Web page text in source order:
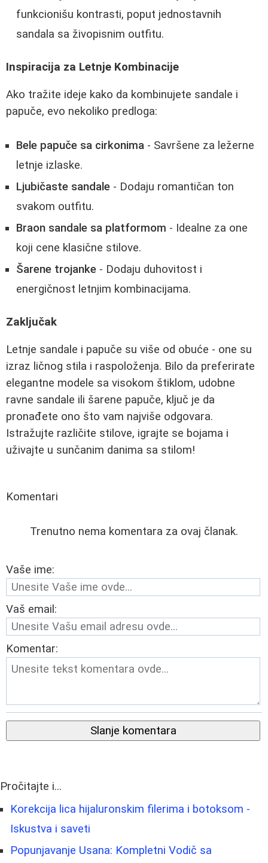
funkcionišu kontrasti, poput jednostavnih
sandala sa živopisnim outfitu.
Inspiracija za Letnje Kombinacije
Ako tražite ideje kako da kombinujete sandale i
papuče, evo nekoliko predloga:
Bele papuče sa cirkonima - Savršene za ležerne
letnje izlaske.
Ljubičaste sandale - Dodaju romantičan ton
svakom outfitu.
Braon sandale sa platformom - Idealne za one
koji cene klasične stilove.
Šarene trojanke - Dodaju duhovitost i
energičnost letnjim kombinacijama.
Zaključak
Letnje sandale i papuče su više od obuće - one su
izraz ličnog stila i raspoloženja. Bilo da preferirate
elegantne modele sa visokom štiklom, udobne
ravne sandale ili šarene papuče, ključ je da
pronađete ono što vam najviše odgovara.
Istražujte različite stilove, igrajte se bojama i
uživajte u sunčanim danima sa stilom!
Komentari
Trenutno nema komentara za ovaj članak.
Vaše ime:
Vaš email:
Komentar:
Slanje komentara
Pročitajte i...
Korekcija lica hijaluronskim filerima i botoksom -
Iskustva i saveti
Popunjavanje Usana: Kompletni Vodič sa